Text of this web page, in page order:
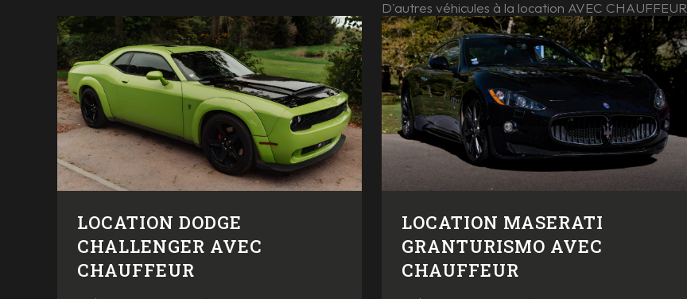
D'autres véhicules à la location AVEC CHAUFFEUR
LOCATION DODGE
CHALLENGER AVEC
CHAUFFEUR
LOCATION MASERATI
GRANTURISMO AVEC
CHAUFFEUR